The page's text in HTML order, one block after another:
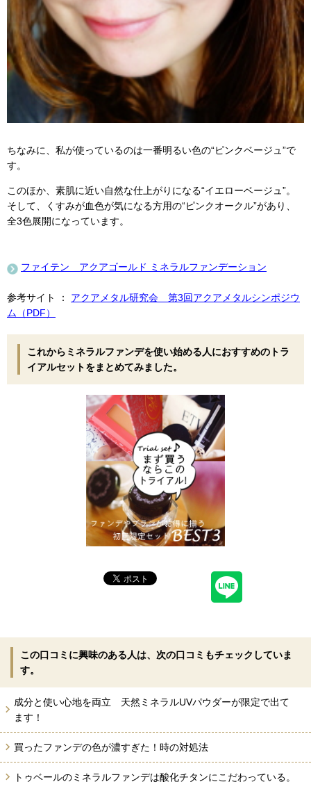
ちなみに、私が使っているのは一番明るい色の“ピンクベージュ”で
す。
このほか、素肌に近い自然な仕上がりになる“イエローベージュ”。
そして、くすみが血色が気になる方用の“ピンクオークル”があり、
全3色展開になっています。
ファイテン アクアゴールド ミネラルファンデーション
参考サイト ： アクアメタル研究会 第3回アクアメタルシンポジウ
ム（PDF）
これからミネラルファンデを使い始める人におすすめのトラ
イアルセットをまとめてみました。
この口コミに興味のある人は、次の口コミもチェックしていま
す。
成分と使い心地を両立 天然ミネラルUVパウダーが限定で出て
ます！
買ったファンデの色が濃すぎた！時の対処法
トゥベールのミネラルファンデは酸化チタンにこだわっている。